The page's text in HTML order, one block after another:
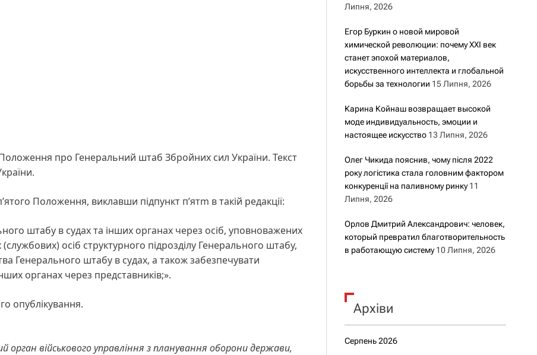
Положення про Генеральний штаб Збройних сил України. Текст
Положення, виклавши підпункт п’ятm в такій редакції:
штабу в судах та інших органах через осіб, уповноважених
осіб структурного підрозділу Генерального штабу,
Генерального штабу в судах, а також забезпечувати
органах через представників;».
опублікування.
військового управління з планування оборони держави,
Липня, 2026
Егор Буркин о новой мировой
химической революции: почему XXI век
станет эпохой материалов,
искусственного интеллекта и глобальной
борьбы за технологии 15 Липня, 2026
Карина Койнаш возвращает высокой
моде индивидуальность, эмоции и
настоящее искусство 13 Липня, 2026
Олег Чикида пояснив, чому після 2022
року логістика стала головним фактором
конкуренції на паливному ринку 11
Липня, 2026
Орлов Дмитрий Александрович: человек,
который превратил благотворительность
в работающую систему 10 Липня, 2026
Архіви
Серпень 2026